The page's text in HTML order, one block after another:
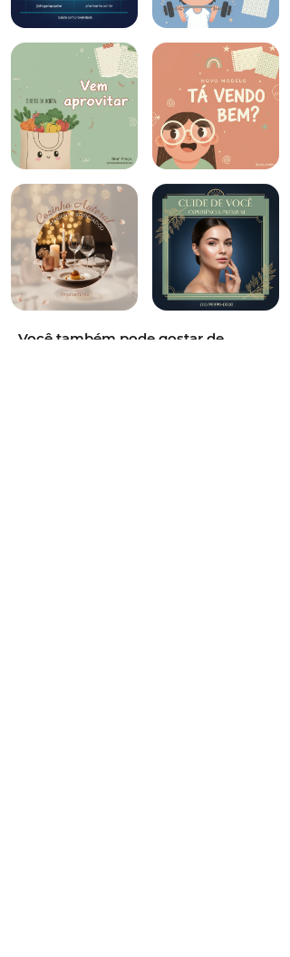
Você também pode gostar de